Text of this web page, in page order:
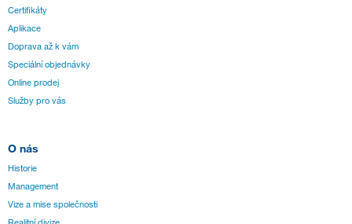
Certifikáty
Aplikace
Doprava až k vám
Speciální objednávky
Online prodej
Služby pro vás
O nás
Historie
Management
Vize a mise společnosti